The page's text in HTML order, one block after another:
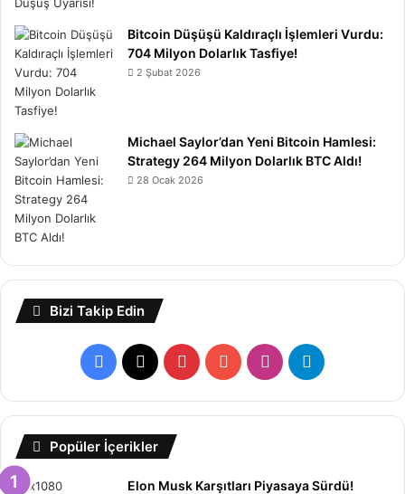
Bitcoin Düşüşü Kaldıraçlı İşlemleri Vurdu:
704 Milyon Dolarlık Tasfiye!
2 Şubat 2026
Michael Saylor’dan Yeni Bitcoin Hamlesi:
Strategy 264 Milyon Dolarlık BTC Aldı!
28 Ocak 2026
Bizi Takip Edin
Facebook
X PinterestYouTubeInstagramTelegram
Popüler İçerikler
Elon Musk Karşıtları Piyasaya Sürdü!